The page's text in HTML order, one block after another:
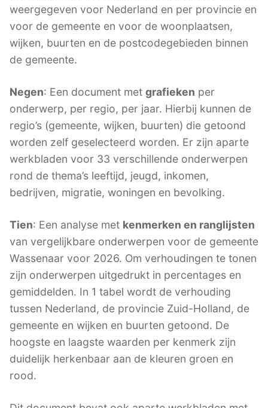
weergegeven voor Nederland en per provincie en
voor de gemeente en voor de woonplaatsen,
wijken, buurten en de postcodegebieden binnen
de gemeente.
Negen: Een document met grafieken per
onderwerp, per regio, per jaar. Hierbij kunnen de
regio’s (gemeente, wijken, buurten) die getoond
worden zelf geselecteerd worden. Er zijn aparte
werkbladen voor 33 verschillende onderwerpen
rond de thema’s leeftijd, jeugd, inkomen,
bedrijven, migratie, woningen en bevolking.
Tien: Een analyse met kenmerken en ranglijsten
van vergelijkbare onderwerpen voor de gemeente
Wassenaar voor 2026. Om verhoudingen te tonen
zijn onderwerpen uitgedrukt in percentages en
gemiddelden. In 1 tabel wordt de verhouding
tussen Nederland, de provincie Zuid-Holland, de
gemeente en wijken en buurten getoond. De
hoogste en laagste waarden per kenmerk zijn
duidelijk herkenbaar aan de kleuren groen en
rood.